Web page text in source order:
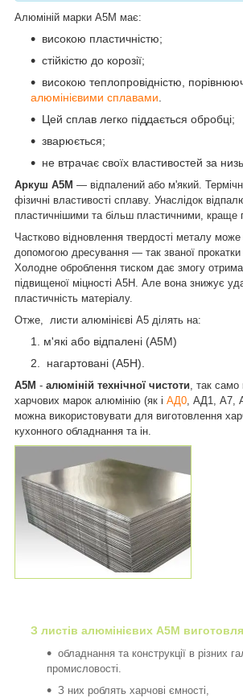
Алюміній марки А5М має:
високою пластичністю;
стійкістю до корозії;
високою теплопровідністю,
алюмінієвими сплавами
Цей сплав легко піддається обробці;
зварюється;
не втрачає своїх властивостей за
Аркуш А5М — відпалений або м'який.
фізичні властивості сплаву. Унаслідок
пластичнішими та більш пластичними, краще
Частково відновлення твердості металу
допомогою дресування — так званої
Холодне оброблення тиском дає змогу
підвищеної міцності А5Н. Але вона знижує
пластичність матеріалу.
Отже, листи алюмінієві А5 ділять на:
м'які або відпалені (А5М)
нагартовані (А5Н).
А5М - алюміній технічної чистоти, так само
харчових марок алюмінію (як і АД0, АД1, А7,
можна використовувати для виготовлення
кухонного обладнання та ін.
З листів алюмінієвих А5М
обладнання та конструкції в різних
промисловості.
З них роблять харчові ємності,